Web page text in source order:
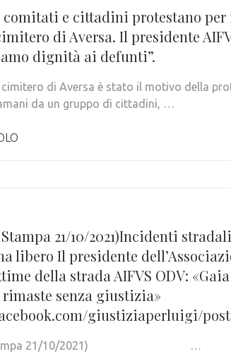
comitati e cittadini protestano per
di Aversa. Il presidente
dignità ai defunti”.
cimitero di Aversa è stato il motivo della
da un gruppo di cittadini, …
21/10/2021)Incidenti
libero Il presidente
della strada AIFVS ODV: «Gaia
senza giustizia»
giustiziaperluigi/posts/
Stampa 21/10/2021) …